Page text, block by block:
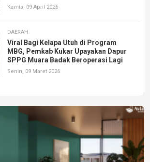
Kamis, 09 April 2026
DAERAH
Viral Bagi Kelapa Utuh di Program
MBG, Pemkab Kukar Upayakan Dapur
SPPG Muara Badak Beroperasi Lagi
Senin, 09 Maret 2026